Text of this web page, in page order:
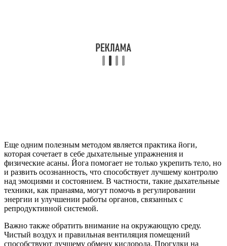
Еще одним полезным методом является практика йоги,
которая сочетает в себе дыхательные упражнения и
физические асаны. Йога помогает не только укрепить тело, но
и развить осознанность, что способствует лучшему контролю
над эмоциями и состоянием. В частности, такие дыхательные
техники, как пранаяма, могут помочь в регулировании
энергии и улучшении работы органов, связанных с
репродуктивной системой.
Важно также обратить внимание на окружающую среду.
Чистый воздух и правильная вентиляция помещений
способствуют лучшему обмену кислорода. Прогулки на